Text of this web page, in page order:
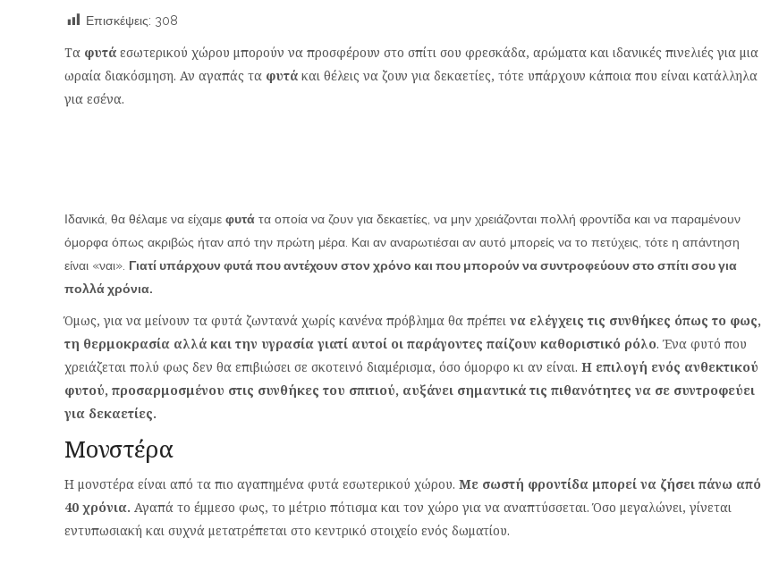
Επισκέψεις: 308
Τα φυτά εσωτερικού χώρου μπορούν να προσφέρουν στο σπίτι σου φρεσκάδα, αρώματα και ιδανικές πινελιές για μια
ωραία διακόσμηση. Αν αγαπάς τα φυτά και θέλεις να ζουν για δεκαετίες, τότε υπάρχουν κάποια που είναι κατάλληλα
για εσένα.
Ιδανικά, θα θέλαμε να είχαμε φυτά τα οποία να ζουν για δεκαετίες, να μην χρειάζονται πολλή φροντίδα και να παραμένουν
όμορφα όπως ακριβώς ήταν από την πρώτη μέρα. Και αν αναρωτιέσαι αν αυτό μπορείς να το πετύχεις, τότε η απάντηση
είναι «ναι». Γιατί υπάρχουν φυτά που αντέχουν στον χρόνο και που μπορούν να συντροφεύουν στο σπίτι σου για
πολλά χρόνια.
Όμως, για να μείνουν τα φυτά ζωντανά χωρίς κανένα πρόβλημα θα πρέπει να ελέγχεις τις συνθήκες όπως το φως,
τη θερμοκρασία αλλά και την υγρασία γιατί αυτοί οι παράγοντες παίζουν καθοριστικό ρόλο. Ένα φυτό που
χρειάζεται πολύ φως δεν θα επιβιώσει σε σκοτεινό διαμέρισμα, όσο όμορφο κι αν είναι. Η επιλογή ενός ανθεκτικού
φυτού, προσαρμοσμένου στις συνθήκες του σπιτιού, αυξάνει σημαντικά τις πιθανότητες να σε συντροφεύει
για δεκαετίες.
Μονστέρα
Η μονστέρα είναι από τα πιο αγαπημένα φυτά εσωτερικού χώρου. Με σωστή φροντίδα μπορεί να ζήσει πάνω από
40 χρόνια. Αγαπά το έμμεσο φως, το μέτριο πότισμα και τον χώρο για να αναπτύσσεται. Όσο μεγαλώνει, γίνεται
εντυπωσιακή και συχνά μετατρέπεται στο κεντρικό στοιχείο ενός δωματίου.